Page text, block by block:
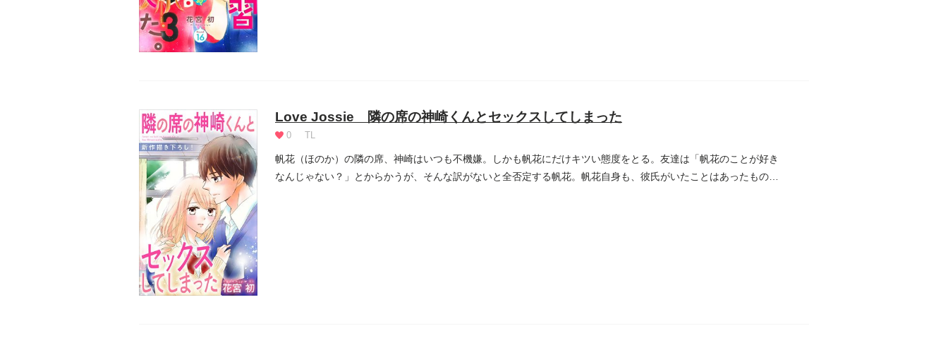
Love Jossie 隣の席の神崎くんとセックスしてしまった
0 TL
帆花（ほのか）の隣の席、神崎はいつも不機嫌。しかも帆花にだけキツい態度をとる。友達は「帆花のことが好き
なんじゃない？」とからかうが、そんな訳がないと全否定する帆花。帆花自身も、彼氏がいたことはあったもの